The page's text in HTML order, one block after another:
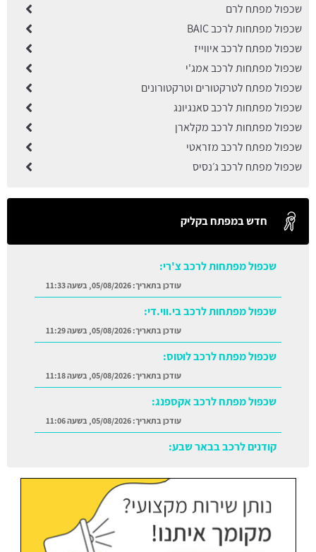
שכפול מפתח לרם
שכפול מפתחות לרכב BAIC
שכפול מפתח לרכב איווייז
שכפול מפתחות לרכב אמג'י
שכפול מפתח לטרקטורים וטרקטורונים
שכפול מפתחות לרכב סאנגיונג
שכפול מפתחות לרכב מקלארן
שכפול מפתח לרכב מזראטי
שכפול מפתח לרכב ג׳נסיס
חדש במפתח בקליק
שכפול מפתחות לרכב צ'רי:
עודכן בתאריך:05/08/2026, בשעה 11:33
שכפול מפתחות לרכב בי.ווי.די:
עודכן בתאריך:05/08/2026, בשעה 11:29
שכפול מפתח לרכב לוטוס:
עודכן בתאריך:05/08/2026, בשעה 11:18
שכפול מפתח לרכב אקספנג:
עודכן בתאריך:05/08/2026, בשעה 11:06
קודנים לרכב בבאר שבע: